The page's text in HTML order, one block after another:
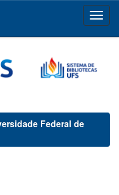
Federal de